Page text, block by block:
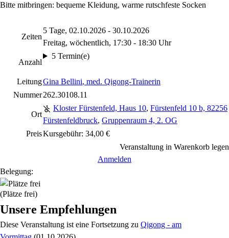
Bitte mitbringen: bequeme Kleidung, warme rutschfeste Socken
Zeiten
5 Tage, 02.10.2026 - 30.10.2026
Freitag, wöchentlich, 17:30 - 18:30 Uhr
Anzahl
5 Termin(e)
LeitungGina Bellini, med. Qigong-Trainerin
Nummer262.30108.11
Ort
Kloster Fürstenfeld, Haus 10, Fürstenfeld 10 b, 82256
Fürstenfeldbruck, Gruppenraum 4, 2. OG
PreisKursgebühr: 34,00 €
Veranstaltung in Warenkorb legen
Anmelden
Belegung:
(Plätze frei)
Unsere Empfehlungen
Diese Veranstaltung ist eine Fortsetzung zu Qigong - am